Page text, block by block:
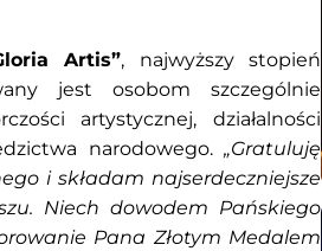
Artis”, najwyższy stopień
jest osobom szczególnie
artystycznej, działalności
narodowego. „Gratuluję
i składam najserdeczniejsze
Niech dowodem Pańskiego
Pana Złotym Medalem